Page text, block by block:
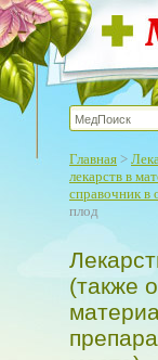
Главная >
лекарств в
справочник в
плод
(также